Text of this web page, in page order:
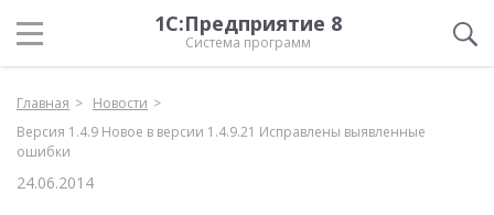
1С:Предприятие 8
Система программ
Главная
Новости
Версия 1.4.9 Новое в версии 1.4.9.21 Исправлены выявленные
ошибки
24.06.2014